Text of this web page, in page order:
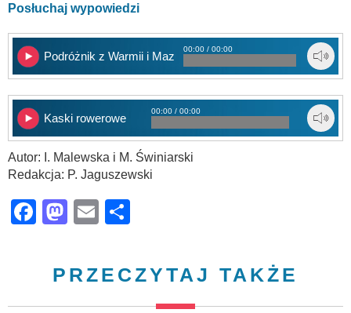
Posłuchaj wypowiedzi
Podróżnik z Warmii i Mazur
00:00 / 00:00
Kaski rowerowe
00:00 / 00:00
Autor: I. Malewska i M. Świniarski
Redakcja: P. Jaguszewski
Facebook
Mastodon
Email
PRZECZYTAJ TAKŻE